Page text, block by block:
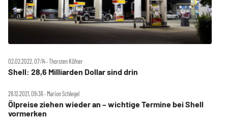
02.02.2022, 07:14 ‧ Thorsten Küfner
Shell: 28,6 Milliarden Dollar sind drin
28.12.2021, 09:36 ‧ Marion Schlegel
Ölpreise ziehen wieder an – wichtige Termine bei Shell
vormerken